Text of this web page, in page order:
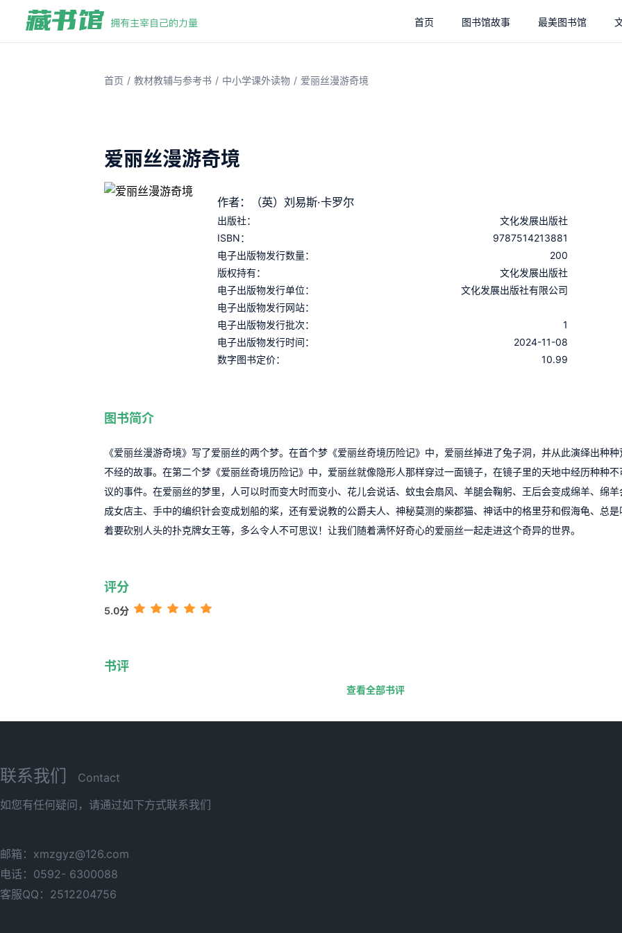
首页 图书馆故事 最美图书馆
首页 / 教材教辅与参考书 / 中小学课外读物 / 爱丽丝漫游奇境
爱丽丝漫游奇境
作者：（英）刘易斯·卡罗尔
出版社：
文化发展出版社
ISBN：
9787514213881
电子出版物发行数量：
200
版权持有：
文化发展出版社
电子出版物发行单位：
文化发展出版社有限公司
电子出版物发行网站：
电子出版物发行批次：
1
电子出版物发行时间：
2024-11-08
数字图书定价：
10.99
图书简介
《爱丽丝漫游奇境》写了爱丽丝的两个梦。在首个梦《爱丽丝奇境历险记》中，爱丽丝掉进了兔子洞，并从此演绎出种种
不经的故事。在第二个梦《爱丽丝奇境历险记》中，爱丽丝就像隐形人那样穿过一面镜子，在镜子里的天地中经历种种不
议的事件。在爱丽丝的梦里，人可以时而变大时而变小、花儿会说话、蚊虫会扇风、羊腿会鞠躬、王后会变成绵羊、绵羊
成女店主、手中的编织针会变成划船的桨，还有爱说教的公爵夫人、神秘莫测的柴郡猫、神话中的格里芬和假海龟、总是
着要砍别人头的扑克牌女王等，多么令人不可思议！让我们随着满怀好奇心的爱丽丝一起走进这个奇异的世界。
评分
5.0分
书评
查看全部书评
联系我们
Contact
如您有任何疑问，请通过如下方式联系我们
邮箱：xmzgyz@126.com
电话：0592- 6300088
客服QQ：2512204756